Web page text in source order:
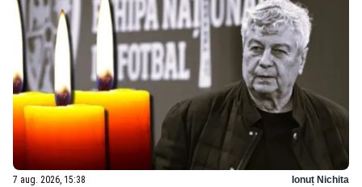
7 aug. 2026, 15:38 Ionuț Nichita